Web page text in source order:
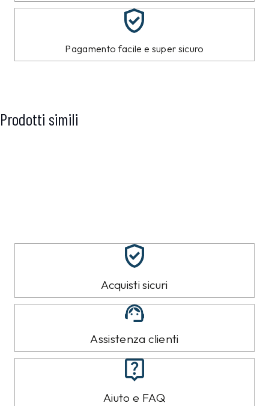
Pagamento facile e super sicuro
Prodotti simili
Acquisti sicuri
Assistenza clienti
Aiuto e FAQ